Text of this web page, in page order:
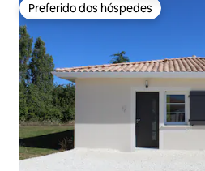
Preferido dos hóspedes
Preferido dos hóspedes